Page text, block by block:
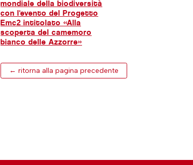
mondiale della biodiversità
con l'evento del Progetto
Emc2 intitolato «Alla
scoperta del camemoro
bianco delle Azzorre»
← ritorna alla pagina precedente